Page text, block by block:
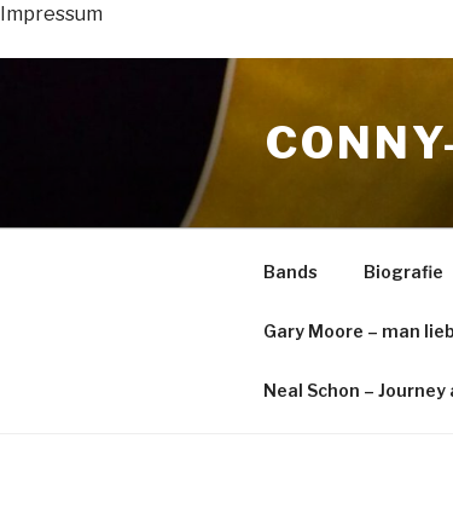
Impressum
Bands Biografie
Gary Moore – man
Neal Schon –